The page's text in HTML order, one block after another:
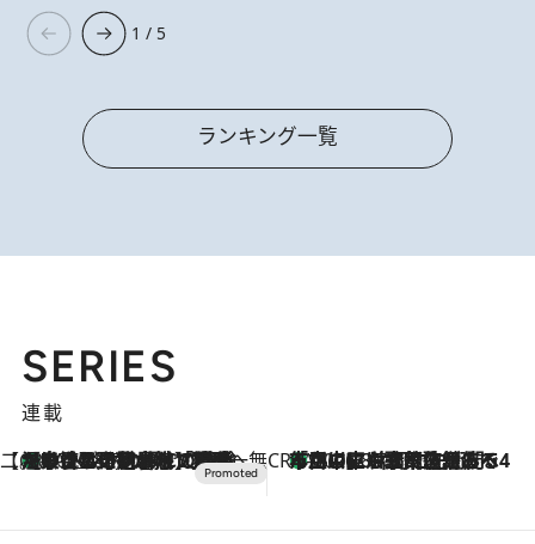
1 / 5
ランキング一覧
SERIES
連載
【CREA×星野リゾート】唯一無二。癒しと発見が待つ場所へ
2026.8.7
【トンボの足水浴】ヒノキの香りに包まれて涼感マックス！約13℃の湧水かけ流しを避暑地「星野温泉 トンボの湯」で体験 CREA'S CHOICE
2026.8.7
「立川にも歌舞伎があるんだよ」 片岡仁左衛門・市川中車ら豪華座組みで4年目の立川立飛歌舞伎へ